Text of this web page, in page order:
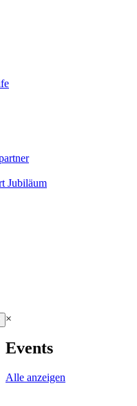
Jubiläum
×
Events
Alle anzeigen